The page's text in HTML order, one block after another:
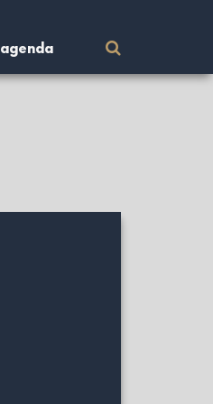
agenda
Procurar
por: